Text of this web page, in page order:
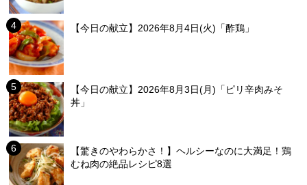
【今日の献立】2026年8月4日(火)「酢鶏」
【今日の献立】2026年8月3日(月)「ピリ辛肉みそ
丼」
【驚きのやわらかさ！】ヘルシーなのに大満足！鶏
むね肉の絶品レシピ8選